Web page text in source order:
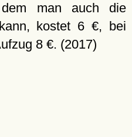
man auch die
kostet 6 €, bei
8 €. (2017)